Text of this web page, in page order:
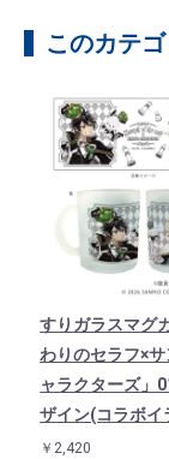
このカテ
すりガラスマグ
わりのセラフ×
ャラクターズ」
ザイン(コラボイ
￥2,420